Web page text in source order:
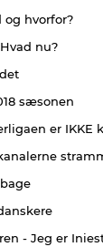
og hvorfor?
nu?
sæsonen
er IKKE
- Jeg er